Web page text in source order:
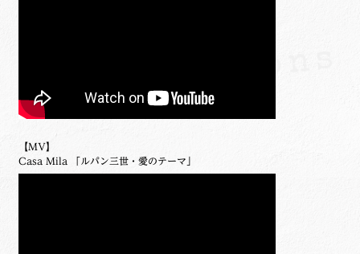
【MV】
Casa Mila 「ルパン三世・愛のテーマ」